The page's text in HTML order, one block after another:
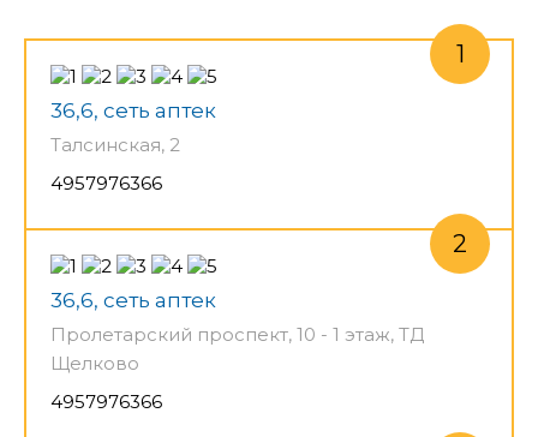
36,6, сеть аптек
Талсинская, 2
4957976366
36,6, сеть аптек
Пролетарский проспект, 10 - 1 этаж, ТД
Щелково
4957976366